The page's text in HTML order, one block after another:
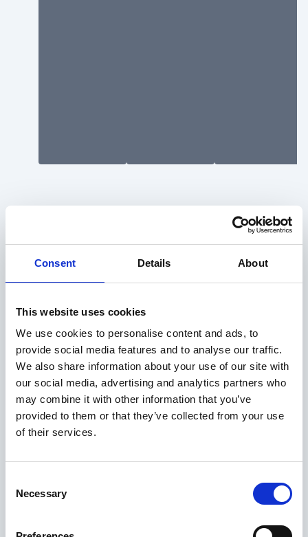
Consent Details About
This website uses cookies
We use cookies to personalise content and ads, to
provide social media features and to analyse our traffic.
We also share information about your use of our site with
our social media, advertising and analytics partners who
may combine it with other information that you’ve
provided to them or that they’ve collected from your use
of their services.
Selection
Necessary
Apúntate a la Open School
Si quieres participar en el evento y ser parte de la
Open School, solo tienes que rellenar el formulario.
Nombre*
Correo electrónico
Teléfono